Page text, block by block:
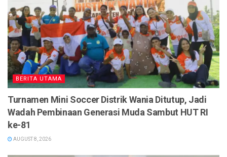
BERITA UTAMA
Turnamen Mini Soccer Distrik Wania Ditutup, Jadi
Wadah Pembinaan Generasi Muda Sambut HUT RI
ke-81
AUGUST 8, 2026